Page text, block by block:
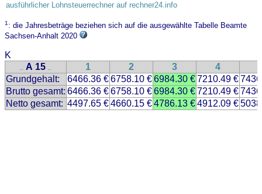
ausführlicher Lohnsteuerrechner auf rechner24.info
1: die Jahresbeträge beziehen sich auf die ausgewählte Tabelle Beamte
Sachsen-Anhalt 2020
K
.. A 15 .. 1 2 3 4
Grundgehalt:
6466.36 €6758.10 €6984.30 €7210.49 €
Brutto gesamt: 6466.36 €6758.10 €6984.30 €7210.49 €
Netto gesamt: 4497.65 €4660.15 €4786.13 €4912.09 €